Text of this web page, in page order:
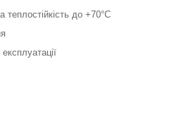
теплостійкість до +70°C